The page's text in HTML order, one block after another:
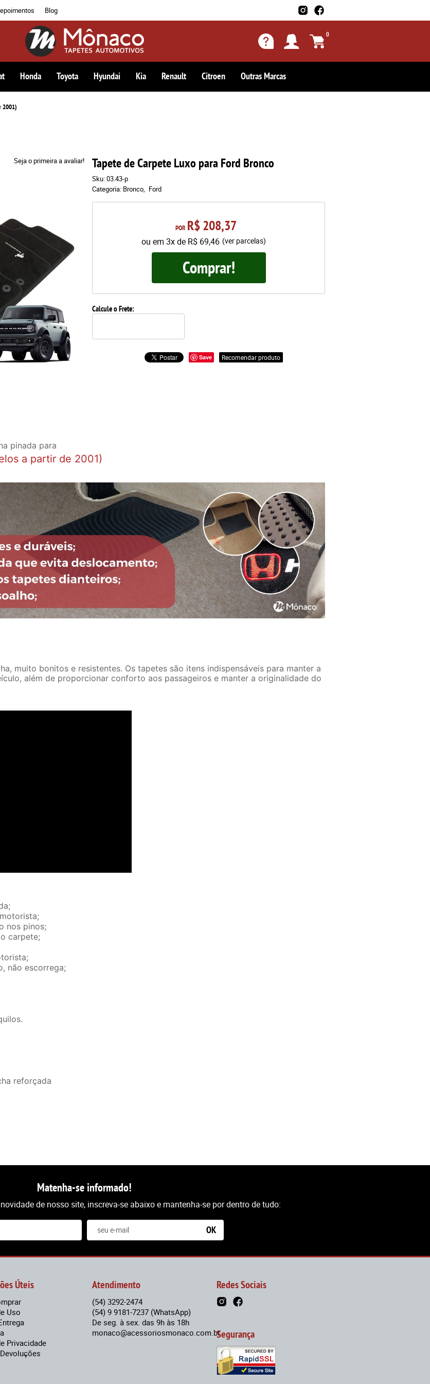
Blog
0
Honda Toyota Hyundai Kia Renault Citroen Outras Marcas
2001)
Seja o primeira a avaliar! Tapete de Carpete Luxo para Ford Bronco
Sku:03.43-p
Categoria: Bronco Ford
POR R$ 208,37
ou em 3xde R$ 69,46 (ver parcelas)
Comprar!
Calcule o Frete:
Save Recomendar produto
pinada para
a partir de 2001)
muito bonitos e resistentes. Os tapetes são itens indispensáveis para manter a
além de proporcionar conforto aos passageiros e manter a originalidade do
nos pinos;
carpete;
não escorrega;
reforçada
Matenha-se informado!
de nosso site, inscreva-se abaixo e mantenha-se por dentro de tudo:
OK
Úteis
Uso
Privacidade
Atendimento
(54) 3292-2474
(54) 9 9181-7237 (WhatsApp)
De seg. à sex. das 9h às 18h
monaco@acessoriosmonaco.com.br
Redes Sociais
Segurança